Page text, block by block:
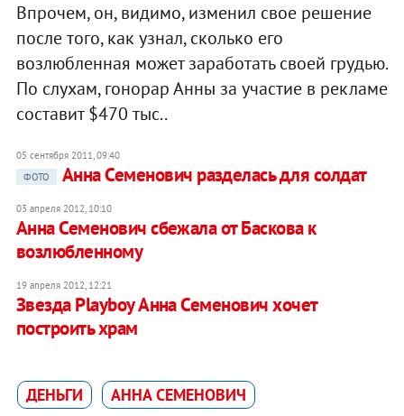
Впрочем, он, видимо, изменил свое решение
после того, как узнал, сколько его
возлюбленная может заработать своей грудью.
По слухам, гонорар Анны за участие в рекламе
составит $470 тыс..
05 сентября 2011, 09:40
ФОТО
Анна Семенович разделась для солдат
03 апреля 2012, 10:10
Анна Семенович сбежала от Баскова к
возлюбленному
19 апреля 2012, 12:21
Звезда Playboy Анна Семенович хочет
построить храм
ДЕНЬГИ АННА СЕМЕНОВИЧ